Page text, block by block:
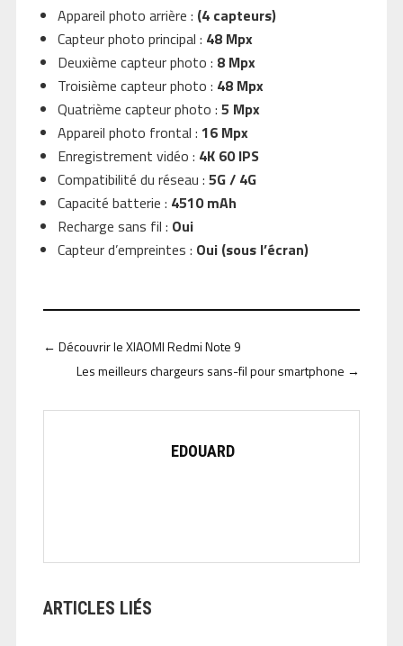
Appareil photo arrière : (4 capteurs)
Capteur photo principal : 48 Mpx
Deuxième capteur photo : 8 Mpx
Troisième capteur photo : 48 Mpx
Quatrième capteur photo : 5 Mpx
Appareil photo frontal : 16 Mpx
Enregistrement vidéo : 4K 60 IPS
Compatibilité du réseau : 5G / 4G
Capacité batterie : 4510 mAh
Recharge sans fil : Oui
Capteur d’empreintes : Oui (sous l’écran)
← Découvrir le XIAOMI Redmi Note 9
Les meilleurs chargeurs sans-fil pour smartphone →
EDOUARD
ARTICLES LIÉS